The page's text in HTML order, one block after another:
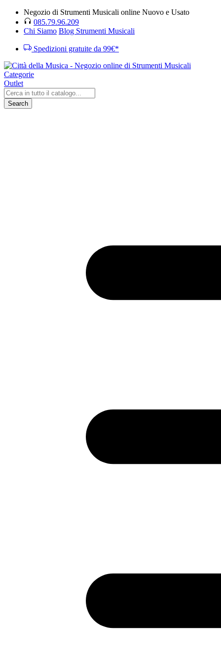
Negozio di Strumenti Musicali online Nuovo e Usato
085.79.96.209
Chi Siamo Blog Strumenti Musicali
Spedizioni gratuite da 99€*
Categorie
Outlet
Search